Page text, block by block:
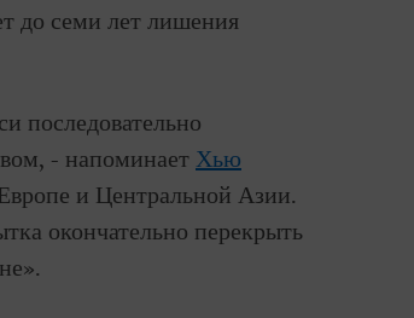
до семи лет лишения
последовательно
- напоминает Хью
и Центральной Азии.
окончательно перекрыть